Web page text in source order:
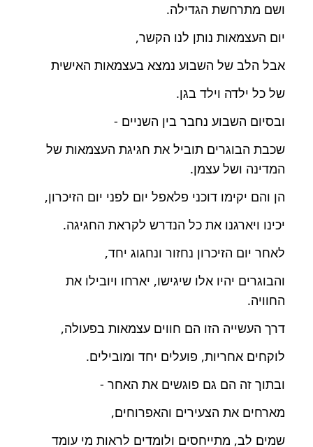
ושם מתרחשת הגדילה.
יום העצמאות נותן לנו הקשר,
אבל הלב של השבוע נמצא בעצמאות האישית
של כל ילדה וילד בגן.
ובסיום השבוע נחבר בין השניים -
שכבת הבוגרים תוביל את חגיגת העצמאות של
המדינה ושל עצמן.
הן והם יקימו דוכני פלאפל יום לפני יום הזיכרון,
יכינו ויארגנו את כל הנדרש לקראת החגיגה.
לאחר יום הזיכרון נחזור ונחגוג יחד,
והבוגרים יהיו אלו שיגישו, יארחו ויובילו את
החוויה.
דרך העשייה הזו הם חווים עצמאות בפעולה,
לוקחים אחריות, פועלים יחד ומובילים.
ובתוך זה הם גם פוגשים את האחר -
מארחים את הצעירים והאפרוחים,
שמים לב, מתייחסים ולומדים לראות מי עומד